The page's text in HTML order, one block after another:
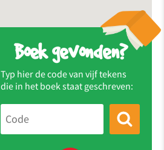
Boek gevonden?
Typ hier de code van vijf tekens
die in het boek staat geschreven: